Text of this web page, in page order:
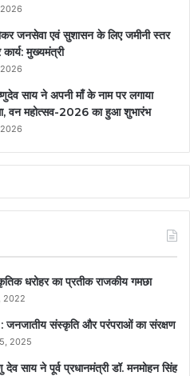
जनसेवा एवं सुशासन के लिए जमीनी स्तर
मुख्यमंत्री
साय ने अपनी माँ के नाम पर लगाया
वन महोत्सव-2026 का हुआ शुभारंभ
धरोहर का प्रतीक राजकीय गमछा
2022
जनजातीय संस्कृति और परंपराओं का संरक्षण
2025
देव साय ने पूर्व प्रधानमंत्री डॉ. मनमोहन सिंह